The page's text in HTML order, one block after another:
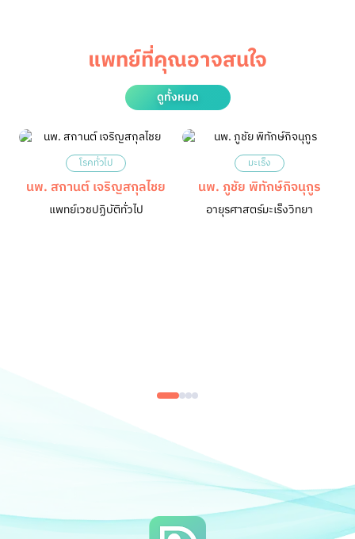
แพทย์ที่คุณอาจสนใจ
ดูทั้งหมด
โรคทั่วไป
นพ. สกานต์ เจริญสกุลไชย
แพทย์เวชปฏิบัติทั่วไป
มะเร็ง
นพ. ภูชัย พิทักษ์​กิจ​นุ​กูร​
อายุรศาสตร์มะเร็งวิทยา